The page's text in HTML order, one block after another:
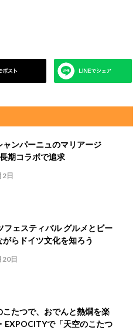
ャンパーニュのマリアージ
期コラボで追求
日
フェスティバル グルメとビー
がらドイツ文化を知ろう
日
こたつで、おでんと熱燗を楽
EXPOCITYで「天空のこたつ